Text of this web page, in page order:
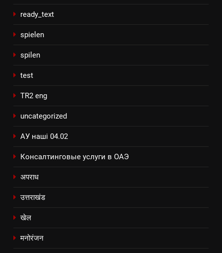
ready_text
spielen
spilen
test
TR2 eng
uncategorized
АУ наші 04.02
Консалтинговые услуги в ОАЭ
अपराध
उत्तराखंड
खेल
मनोरंजन